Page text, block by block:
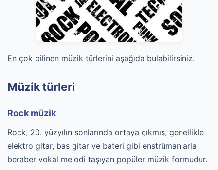
En çok bilinen müzik türlerini aşağıda bulabilirsiniz.
Müzik türleri
Rock müzik
Rock, 20. yüzyılın sonlarında ortaya çıkmış, genellikle
elektro gitar, bas gitar ve bateri gibi enstrümanlarla
beraber vokal melodi taşıyan popüler müzik formudur.